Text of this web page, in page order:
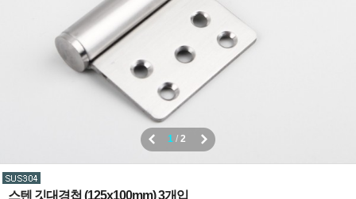
1 / 2
스텐 깃대경첩 (125x100mm) 3개입